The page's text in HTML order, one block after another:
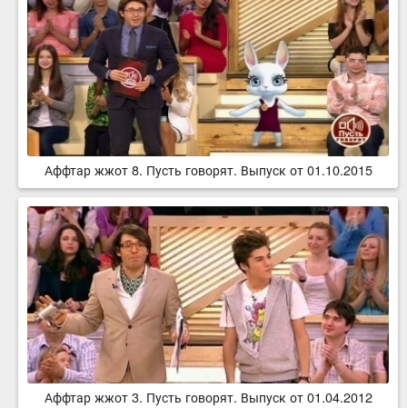
Аффтар жжот 8. Пусть говорят. Выпуск от 01.10.2015
Аффтар жжот 3. Пусть говорят. Выпуск от 01.04.2012